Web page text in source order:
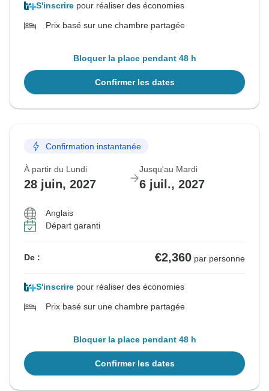
S'inscrire pour réaliser des économies
Prix basé sur une chambre partagée
Bloquer la place pendant 48 h
Confirmer les dates
Confirmation instantanée
À partir du Lundi
28 juin, 2027
Jusqu'au Mardi
6 juil., 2027
Anglais
Départ garanti
De : €2,360 par personne
S'inscrire pour réaliser des économies
Prix basé sur une chambre partagée
Bloquer la place pendant 48 h
Confirmer les dates